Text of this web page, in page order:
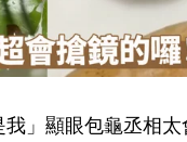
我」顯眼包龜丞相